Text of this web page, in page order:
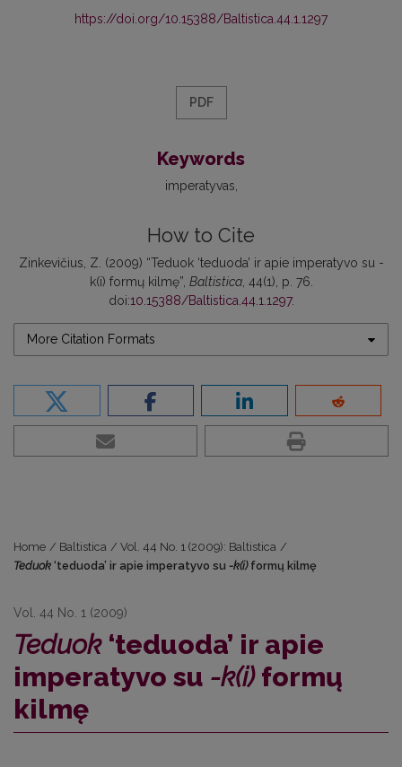
https://doi.org/10.15388/Baltistica.44.1.1297
PDF
Keywords
imperatyvas
How to Cite
Zinkevičius, Z. (2009) “Teduok ‘teduoda’ ir apie imperatyvo su -
k(i) formų kilmę”, Baltistica, 44(1), p. 76.
doi:10.15388/Baltistica.44.1.1297.
More Citation Formats
Home / Baltistica / Vol. 44 No. 1 (2009): Baltistica /
Teduok ‘teduoda’ ir apie imperatyvo su -k(i)formų kilmę
Vol. 44 No. 1 (2009)
Teduok‘teduoda’ ir apie
imperatyvo su -k(i)formų
kilmę